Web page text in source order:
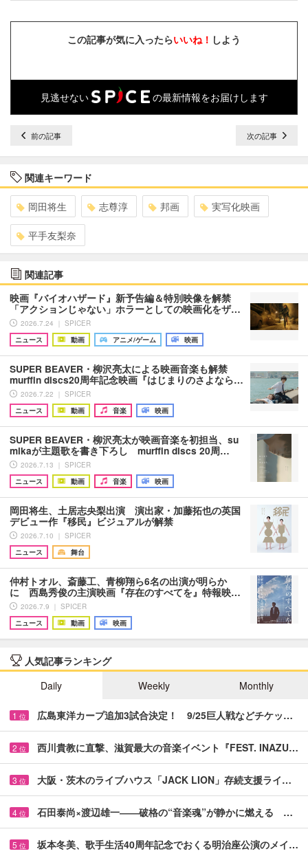
この記事が気に入ったらいいね！ しよう
見逃せない の最新情報をお届けします
前の記事 次の記事
関連キーワード
岡田将生 志尊淳 邦画 実写化映画
平手友梨奈
関連記事
映画『バイオハザード』新予告編＆特別映像を解禁
「アクションじゃない」ホラーとしての映画化をザ…
2026.7.24 ｜ SPICER
ニュース
動画 アニメ/ゲーム 映画
SUPER BEAVER・柳沢亮太による映画音楽も解禁
murffin discs20周年記念映画『はじまりのさよなら…
2026.7.22 ｜ SPICER
ニュース
動画 音楽 映画
SUPER BEAVER・柳沢亮太が映画音楽を初担当、su
mikaが主題歌を書き下ろし murffin discs 20周…
2026.7.13 ｜ SPICER
ニュース
動画 音楽 映画
岡田将生、土居志央梨出演 演出家・加藤拓也の英国
デビュー作『移民』ビジュアルが解禁
2026.7.10 ｜ SPICER
ニュース
舞台
仲村トオル、斎藤工、青柳翔ら6名の出演が明らか
に 西島秀俊の主演映画『存在のすべてを』特報映…
2026.7.9 ｜ SPICER
ニュース
動画 映画
人気記事ランキング
Daily
Weekly Monthly
1 位 広島東洋カープ追加3試合決定！ 9/25巨人戦などチケッ…
2 位 西川貴教に直撃、滋賀最大の音楽イベント『FEST. INAZU…
3 位 大阪・茨木のライブハウス「JACK LION」存続支援ライ…
4 位 石田泰尚×渡辺雄一――破格の“音楽魂”が静かに燃える …
5 位 坂本冬美、歌手生活40周年記念でおくる明治座公演のメイ…